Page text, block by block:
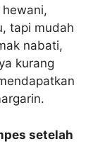
tapi mudah
nabati,
kurang
setelah